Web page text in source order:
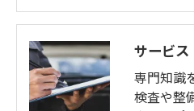
サービス
専門知識
検査や整